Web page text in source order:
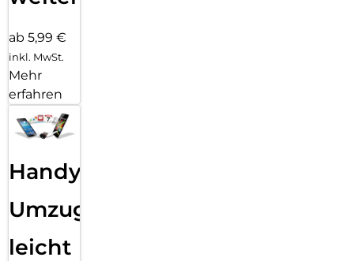
ab 5,99 €
inkl. MwSt.
Mehr
erfahren
Handy
Umzug
leicht